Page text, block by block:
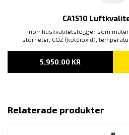
CA1510
Inomhuskvalitetslogger som
storheter, CO2 (koldioxid),
5,950.00 KR
Relaterade produkter